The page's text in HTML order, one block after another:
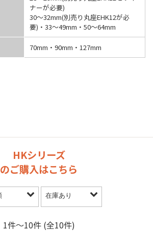
ナーが必要)
30～32mm(別売り丸座EHK12が必
要)・33～49mm・50～64mm
70mm・90mm・127mm
HKシリーズ
のご購入はこちら
1件〜10件 (全10件)